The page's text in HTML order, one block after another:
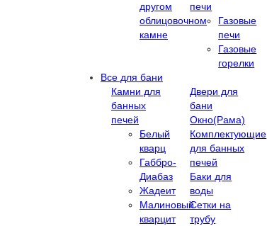
другом
облицовочном
камне
печи
Газовые
печи
Газовые
горелки
Все для бани
Камни для
банных
печей
Белый
кварц
Габбро-
Диабаз
Жадеит
Малиновый
кварцит
Двери для
бани
Окно(Рама)
Комплектующие
для банных
печей
Баки для
воды
Сетки на
трубу